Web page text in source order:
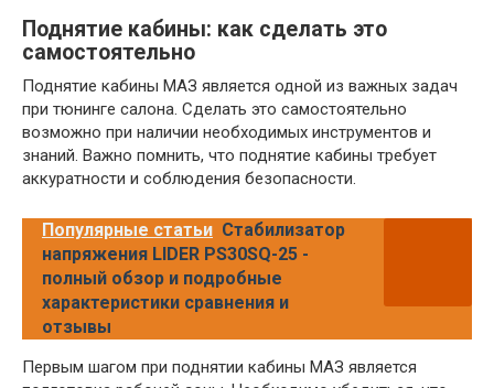
Поднятие кабины: как сделать это
самостоятельно
Поднятие кабины МАЗ является одной из важных задач
при тюнинге салона. Сделать это самостоятельно
возможно при наличии необходимых инструментов и
знаний. Важно помнить, что поднятие кабины требует
аккуратности и соблюдения безопасности.
Популярные статьи Стабилизатор
напряжения LIDER PS30SQ-25 -
полный обзор и подробные
характеристики сравнения и
отзывы
Первым шагом при поднятии кабины МАЗ является